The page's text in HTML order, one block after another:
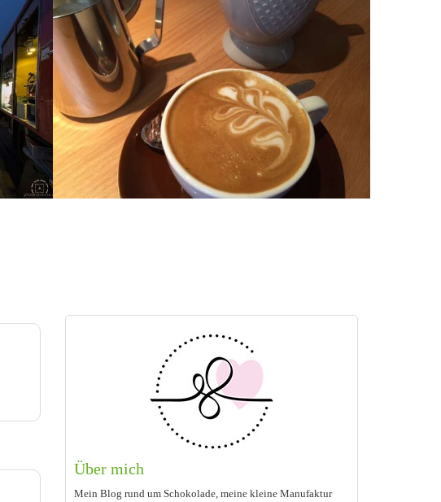
Über mich
Mein Blog rund um Schokolade, meine kleine Manufaktur